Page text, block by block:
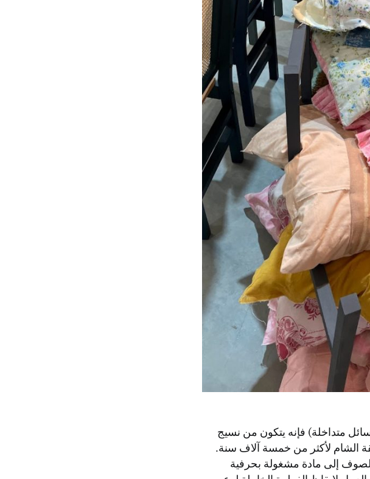
متداخلة) فإنه يتكون من نسيج
الشام لأكثر من خمسة آلاف سنة.
الصوف إلى مادة مشغولة بحرفية